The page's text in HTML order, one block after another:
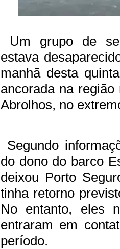
Um grupo de
estava
manhã desta
ancorada na
Abrolhos, no
Segundo
do dono do barco
deixou Porto
tinha retorno
No entanto, eles
entraram em
período.